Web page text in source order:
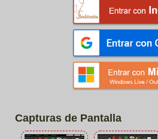
Capturas de Pantalla